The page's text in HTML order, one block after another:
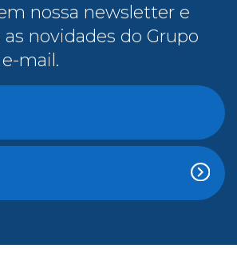
nossa newsletter e
novidades do Grupo
mail.